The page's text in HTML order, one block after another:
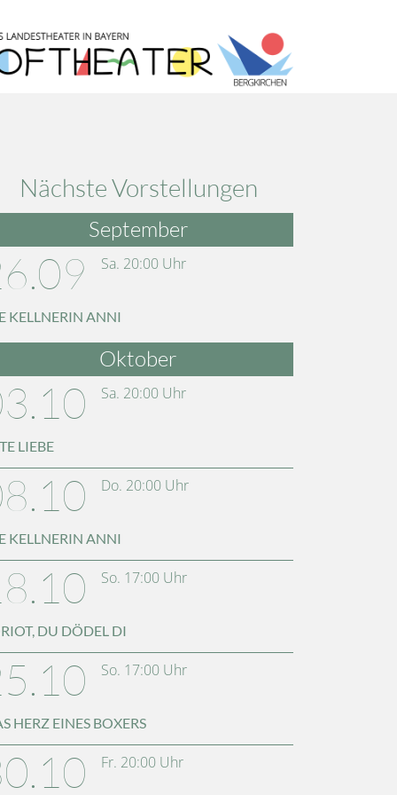
Nächste Vorstellungen
September
Sa. 20:00Uhr
KELLNERIN ANNI
Oktober
Sa. 20:00Uhr
LIEBE
Do. 20:00Uhr
KELLNERIN ANNI
So. 17:00Uhr
DU DÖDEL DI
So. 17:00Uhr
HERZ EINES BOXERS
Fr. 20:00Uhr